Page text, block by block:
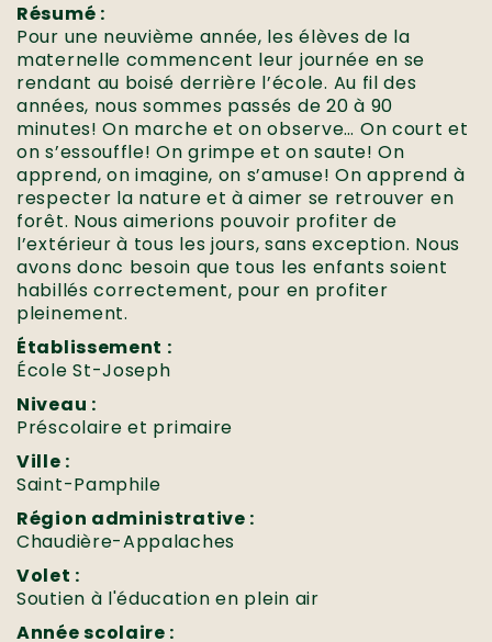
Résumé :
Pour une neuvième année, les élèves de la
maternelle commencent leur journée en se
rendant au boisé derrière l’école. Au fil des
années, nous sommes passés de 20 à 90
minutes! On marche et on observe… On court et
on s’essouffle! On grimpe et on saute! On
apprend, on imagine, on s’amuse! On apprend à
respecter la nature et à aimer se retrouver en
forêt. Nous aimerions pouvoir profiter de
l’extérieur à tous les jours, sans exception. Nous
avons donc besoin que tous les enfants soient
habillés correctement, pour en profiter
pleinement.
Établissement :
École St-Joseph
Niveau :
Préscolaire et primaire
Ville :
Saint-Pamphile
Région administrative :
Chaudière-Appalaches
Volet :
Soutien à l'éducation en plein air
Année scolaire :